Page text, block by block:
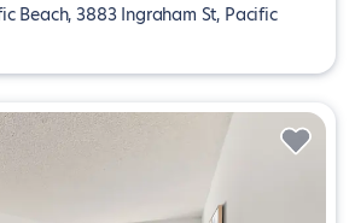
Beach, 3883 Ingraham St, Pacific